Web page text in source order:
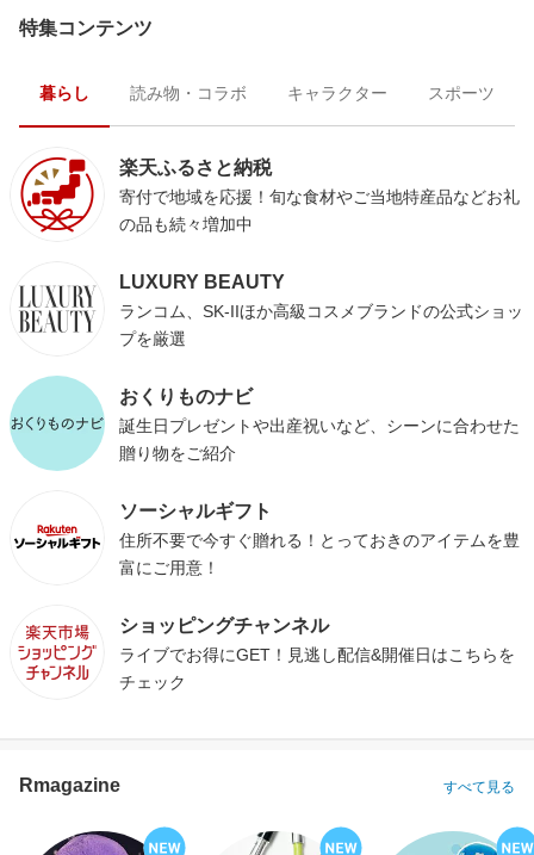
特集コンテンツ
暮らし 読み物・コラボ キャラクター スポーツ
楽天ふるさと納税
寄付で地域を応援！旬な食材やご当地特産品などお礼
の品も続々増加中
LUXURY BEAUTY
ランコム、SK-IIほか高級コスメブランドの公式ショッ
プを厳選
おくりものナビ
誕生日プレゼントや出産祝いなど、シーンに合わせた
贈り物をご紹介
ソーシャルギフト
住所不要で今すぐ贈れる！とっておきのアイテムを豊
富にご用意！
ショッピングチャンネル
ライブでお得にGET！見逃し配信&開催日はこちらを
チェック
Rmagazine すべて見る